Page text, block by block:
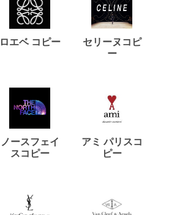
ロエベ コピー
セリーヌコピ
ー
ノースフェイ
スコピー
アミ パリスコ
ピー